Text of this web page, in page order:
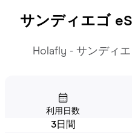
サンディエゴ
Holafly - サンディ
利用日数
3日間